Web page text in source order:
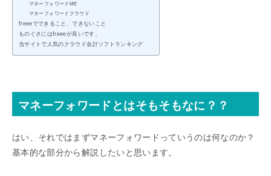
マネーフォワードME
マネーフォワードクラウド
freeeでできること、できないこと
ものぐさにはfreeeが良いです。
当サイトで人気のクラウド会計ソフトランキング
マネーフォワードとはそもそもなに？？
はい、それではまずマネーフォワードっていうのは何なのか？
基本的な部分から解説したいと思います。